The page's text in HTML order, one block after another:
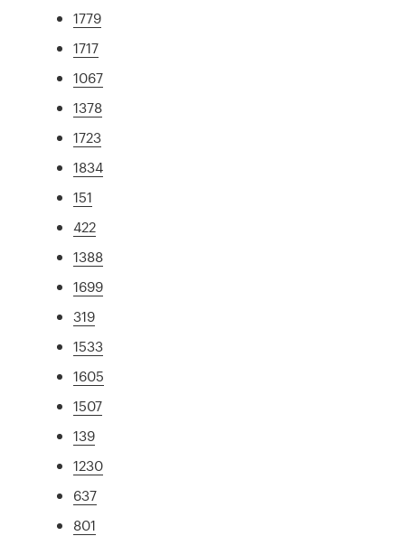
1779
1717
1067
1378
1723
1834
151
422
1388
1699
319
1533
1605
1507
139
1230
637
801